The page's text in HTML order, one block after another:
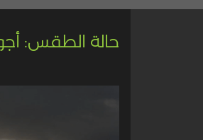
حالة الطقس: